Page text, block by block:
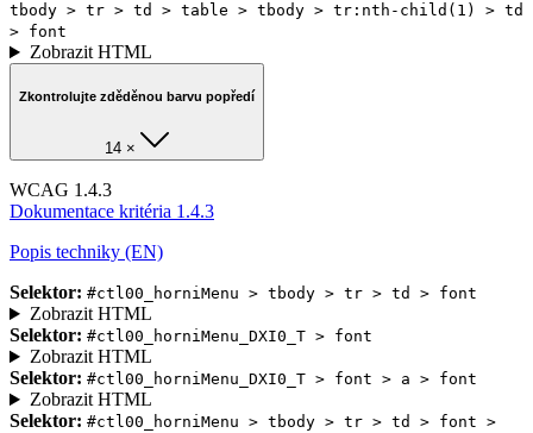
tbody > tr > td > table > tbody > tr:nth-child(1) > td
> font
Zobrazit HTML
Zkontrolujte zděděnou barvu popředí
14 ×
WCAG 1.4.3
Dokumentace kritéria 1.4.3
Popis techniky (EN)
Selektor: #ctl00_horniMenu > tbody > tr > td > font
Zobrazit HTML
Selektor: #ctl00_horniMenu_DXI0_T > font
Zobrazit HTML
Selektor: #ctl00_horniMenu_DXI0_T > font > a > font
Zobrazit HTML
Selektor: #ctl00_horniMenu > tbody > tr > td > font >